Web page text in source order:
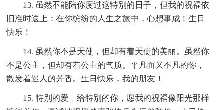
13. 虽然不能陪你度过这特别的日子，但我的祝福依
旧准时送上：在你缤纷的人生之旅中，心想事成！生日
快乐！
14. 虽然你不是天使，但却有着天使的美丽。虽然你
不是公主，但却有着公主的气质。平凡而又不凡的你，
散发着迷人的芳香。生日快乐，我的朋友！
15. 特别的爱，给特别的你，愿我的祝福像阳光那样